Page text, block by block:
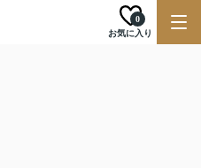
お気に入り
0